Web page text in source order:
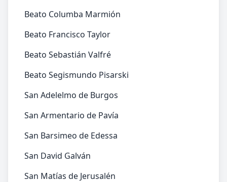
Beato Columba Marmión
Beato Francisco Taylor
Beato Sebastián Valfré
Beato Segismundo Pisarski
San Adelelmo de Burgos
San Armentario de Pavía
San Barsimeo de Edessa
San David Galván
San Matías de Jerusalén